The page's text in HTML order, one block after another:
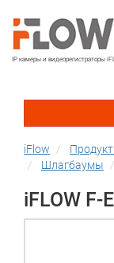
IP камеры и видеорегистраторы
iFlow
Шлагбаумы
iFLOW F-